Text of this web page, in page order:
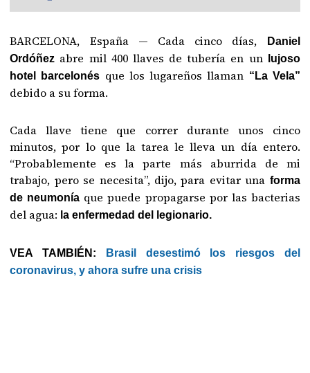
BARCELONA, España — Cada cinco días,
Daniel
Ordóñez abre mil 400 llaves de tubería en un lujoso
hotel barcelonés que los lugareños llaman “La Vela”
debido a su forma.
Cada llave tiene que correr durante unos cinco
minutos, por lo que la tarea le lleva un día entero.
“Probablemente es la parte más aburrida de mi
trabajo, pero se necesita”, dijo, para evitar una forma
de neumonía que puede propagarse por las bacterias
del agua: la enfermedad del legionario.
VEA TAMBIÉN:
Brasil desestimó los riesgos del
coronavirus, y ahora sufre una crisis